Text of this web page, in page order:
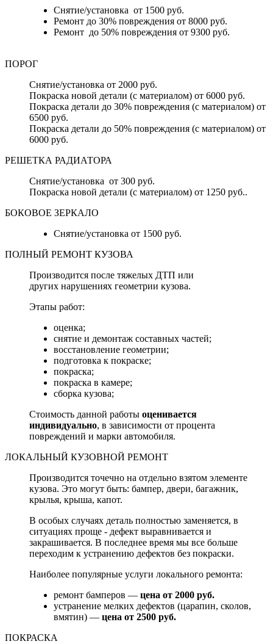
Снятие/установка от 1500 руб.
Ремонт до 30% повреждения от 8000 руб.
Ремонт до 50% повреждения от 9300 руб.
ПОРОГ
Снятие/установка от 2000 руб.
Покраска новой детали (с материалом) от 6000 руб.
Покраска детали до 30% повреждения (с материалом) от
6500 руб.
Покраска детали до 50% повреждения (с материалом) от
6000 руб.
РЕШЕТКА РАДИАТОРА
Снятие/установка от 300 руб.
Покраска новой детали (с материалом) от 1250 руб..
БОКОВОЕ ЗЕРКАЛО
Снятие/установка от 1500 руб.
ПОЛНЫЙ РЕМОНТ КУЗОВА
Производится после тяжелых ДТП или
других нарушениях геометрии кузова.
Этапы работ:
оценка;
снятие и демонтаж составных частей;
восстановление геометрии;
подготовка к покраске;
покраска;
покраска в камере;
сборка кузова;
Стоимость данной работы оценивается
индивидуально, в зависимости от процента
повреждений и марки автомобиля.
ЛОКАЛЬНЫЙ КУЗОВНОЙ РЕМОНТ
Производится точечно на отдельно взятом элементе
кузова. Это могут быть: бампер, двери, багажник,
крылья, крыша, капот.
В особых случаях деталь полностью заменяется, в
ситуациях проще - дефект выравнивается и
закрашивается. В последнее время мы все больше
переходим к устранению дефектов без покраски.
Наиболее популярные услуги локального ремонта:
ремонт бамперов — цена от 2000 руб.
устранение мелких дефектов (царапин, сколов,
вмятин) — цена от 2500 руб.
ПОКРАСКА